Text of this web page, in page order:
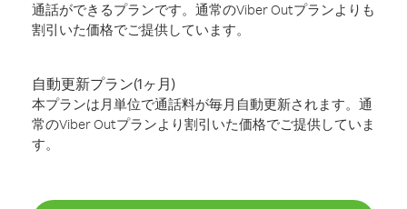
通話ができるプランです。通常のViber Outプランよりも
割引いた価格でご提供しています。
自動更新プラン(1ヶ月)
本プランは月単位で通話料が毎月自動更新されます。通
常のViber Outプランより割引いた価格でご提供していま
す。